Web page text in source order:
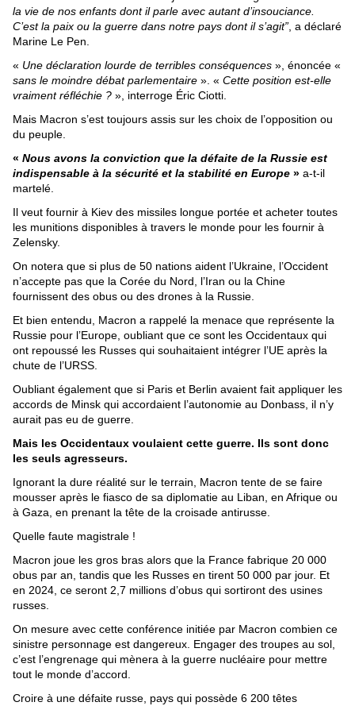
la vie de nos enfants dont il parle avec autant d’insouciance.
C’est la paix ou la guerre dans notre pays dont il s’agit” , a déclaré
Marine Le Pen.
« Une déclaration lourde de terribles conséquences », énoncée «
sans le moindre débat parlementaire ». « Cette position est-elle
vraiment réfléchie ? », interroge Éric Ciotti.
Mais Macron s’est toujours assis sur les choix de l’opposition ou
du peuple.
« Nous avons la conviction que la défaite de la Russie est
indispensable à la sécurité et la stabilité en Europe » a-t-il
martelé.
Il veut fournir à Kiev des missiles longue portée et acheter toutes
les munitions disponibles à travers le monde pour les fournir à
Zelensky.
On notera que si plus de 50 nations aident l’Ukraine, l’Occident
n’accepte pas que la Corée du Nord, l’Iran ou la Chine
fournissent des obus ou des drones à la Russie.
Et bien entendu, Macron a rappelé la menace que représente la
Russie pour l’Europe, oubliant que ce sont les Occidentaux qui
ont repoussé les Russes qui souhaitaient intégrer l’UE après la
chute de l’URSS.
Oubliant également que si Paris et Berlin avaient fait appliquer les
accords de Minsk qui accordaient l’autonomie au Donbass, il n’y
aurait pas eu de guerre.
Mais les Occidentaux voulaient cette guerre. Ils sont donc
les seuls agresseurs.
Ignorant la dure réalité sur le terrain, Macron tente de se faire
mousser après le fiasco de sa diplomatie au Liban, en Afrique ou
à Gaza, en prenant la tête de la croisade antirusse.
Quelle faute magistrale !
Macron joue les gros bras alors que la France fabrique 20 000
obus par an, tandis que les Russes en tirent 50 000 par jour. Et
en 2024, ce seront 2,7 millions d’obus qui sortiront des usines
russes.
On mesure avec cette conférence initiée par Macron combien ce
sinistre personnage est dangereux. Engager des troupes au sol,
c’est l’engrenage qui mènera à la guerre nucléaire pour mettre
tout le monde d’accord.
Croire à une défaite russe, pays qui possède 6 200 têtes